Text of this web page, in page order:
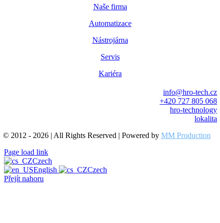
Naše firma
Automatizace
Nástrojárna
Servis
Kariéra
info@hro-tech.cz
+420 727 805 068
hro-technology
lokalita
© 2012 - 2026 | All Rights Reserved | Powered by MM Production
Page load link
Czech
English
Czech
Přejít nahoru